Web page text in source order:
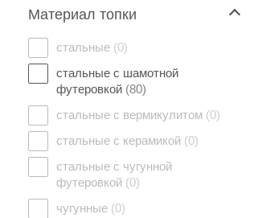
Материал топки
стальные (0)
стальные с шамотной
футеровкой (80)
стальные с вермикулитом (0)
стальные с керамикой (0)
стальные с чугунной
футеровкой (0)
чугунные (0)